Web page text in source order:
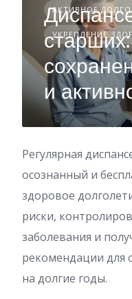
АКТИВНОЕ
УКРЕПЛЕНИЕ
и
Регулярная
осознанный и
здоровое
риски,
заболевания и
рекомендации для
на долгие годы.